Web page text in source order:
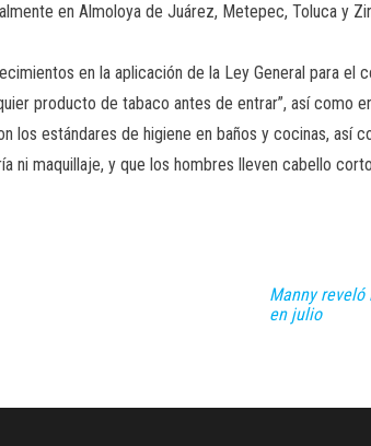
en Almoloya de Juárez, Metepec, Toluca y
en la aplicación de la Ley General para
producto de tabaco antes de entrar”, así como
los estándares de higiene en baños y cocinas, así
ni maquillaje, y que los hombres lleven cabello
Manny
en julio